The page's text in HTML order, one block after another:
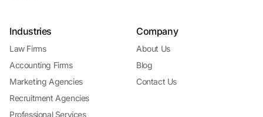
Industries
Law Firms
Accounting Firms
Marketing Agencies
Recruitment Agencies
Professional Services
Company
About Us
Blog
Contact Us